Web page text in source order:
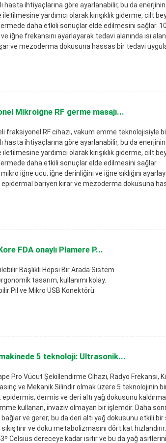
hasta ihtiyaçlarına göre ayarlanabilir, bu da
iletilmesine yardımcı olarak kırışıklık giderme, cilt
daha etkili sonuçlar elde edilmesini sağlar.
iğne frekansını ayarlayarak tedavi alanında ısı
ve mezoderma dokusuna hassas bir tedavi
Mikroiğne RF germe masajı...
fraksiyonel RF cihazı, vakum emme teknolojisiyle
hasta ihtiyaçlarına göre ayarlanabilir, bu da
iletilmesine yardımcı olarak kırışıklık giderme, cilt
daha etkili sonuçlar elde edilmesini sağlar.
iğne ucu, iğne derinliğini ve iğne sıklığını
bariyeri kırar ve mezoderma dokusuna
FDA onaylı Plamere P...
Başlıklı Hepsi Bir Arada Sistem
tasarım, kullanımı kolay.
Pil ve Mikro USB Konektörü
5 teknoloji: Ultrasonik...
Pro Vücut Şekillendirme Cihazı, Radyo Frekansı,
ve Mekanik Silindir olmak üzere 5 teknolojinin
epidermis, dermis ve deri altı yağ dokusunu
kullanan, invaziv olmayan bir işlemdir. Daha
bağlar ve gerer; bu da deri altı yağ dokusunu etkili bir
ve doku metabolizmasını dört kat
Celsius dereceye kadar ısıtır ve bu da yağ